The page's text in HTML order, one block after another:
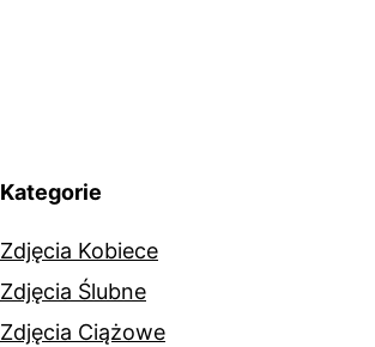
Kategorie
Zdjęcia Kobiece
Zdjęcia Ślubne
Zdjęcia Ciążowe